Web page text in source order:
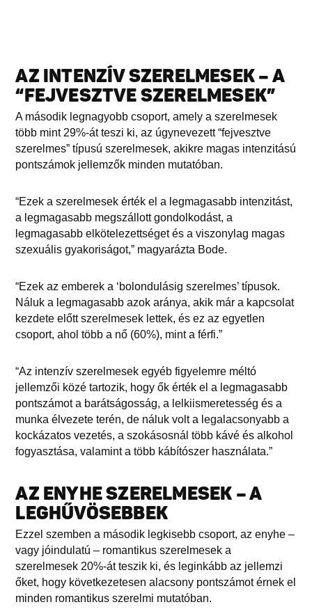
AZ INTENZÍV SZERELMESEK – A
“FEJVESZTVE SZERELMESEK”
A második legnagyobb csoport, amely a szerelmesek
több mint 29%-át teszi ki, az úgynevezett “fejvesztve
szerelmes” típusú szerelmesek, akikre magas intenzitású
pontszámok jellemzők minden mutatóban.
“Ezek a szerelmesek érték el a legmagasabb intenzitást,
a legmagasabb megszállott gondolkodást, a
legmagasabb elkötelezettséget és a viszonylag magas
szexuális gyakoriságot,” magyarázta Bode.
“Ezek az emberek a ‘bolondulásig szerelmes’ típusok.
Náluk a legmagasabb azok aránya, akik már a kapcsolat
kezdete előtt szerelmesek lettek, és ez az egyetlen
csoport, ahol több a nő (60%), mint a férfi.”
“Az intenzív szerelmesek egyéb figyelemre méltó
jellemzői közé tartozik, hogy ők érték el a legmagasabb
pontszámot a barátságosság, a lelkiismeretesség és a
munka élvezete terén, de náluk volt a legalacsonyabb a
kockázatos vezetés, a szokásosnál több kávé és alkohol
fogyasztása, valamint a több kábítószer használata.”
AZ ENYHE SZERELMESEK – A
LEGHŰVÖSEBBEK
Ezzel szemben a második legkisebb csoport, az enyhe –
vagy jóindulatú – romantikus szerelmesek a
szerelmesek 20%-át teszik ki, és leginkább az jellemzi
őket, hogy következetesen alacsony pontszámot érnek el
minden romantikus szerelmi mutatóban.